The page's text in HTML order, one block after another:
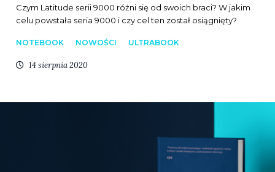
Czym Latitude serii 9000 różni się od swoich braci? W jakim
celu powstała seria 9000 i czy cel ten został osiągnięty?
NOTEBOOK NOWOŚCI ULTRABOOK
14 sierpnia 2020